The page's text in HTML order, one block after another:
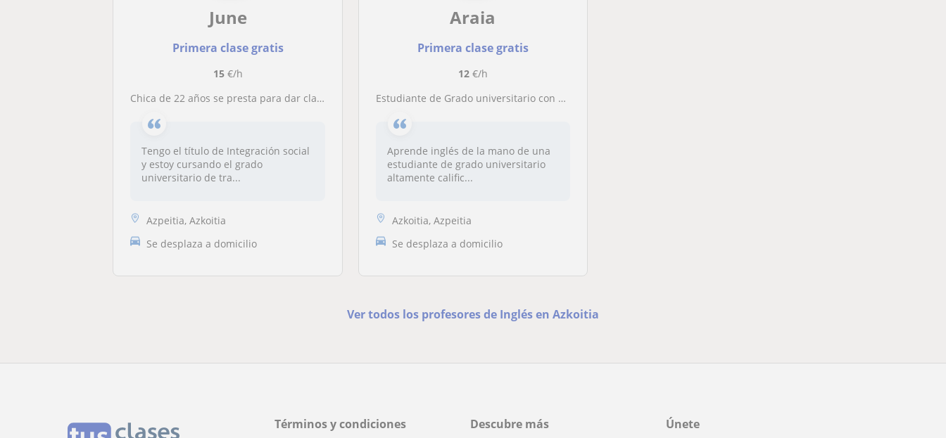
June
Primera clase gratis
15€/h
Chica de 22 años se presta para dar clases de Inglés y Euskera a alumnos de primaria y la E.S.O. Tengo el título FCE y el C1 en euskera
Tengo el título de Integración social
y estoy cursando el grado
universitario de tra...
Azpeitia, Azkoitia
Se desplaza a domicilio
Araia
Primera clase gratis
12€/h
Estudiante de Grado universitario con alto nivel de ingles ofrece clases presenciales y online
Aprende inglés de la mano de una
estudiante de grado universitario
altamente calific...
Azkoitia, Azpeitia
Se desplaza a domicilio
Ver todos los profesores de Inglés en Azkoitia
Términos y condiciones
Descubre más
Únete